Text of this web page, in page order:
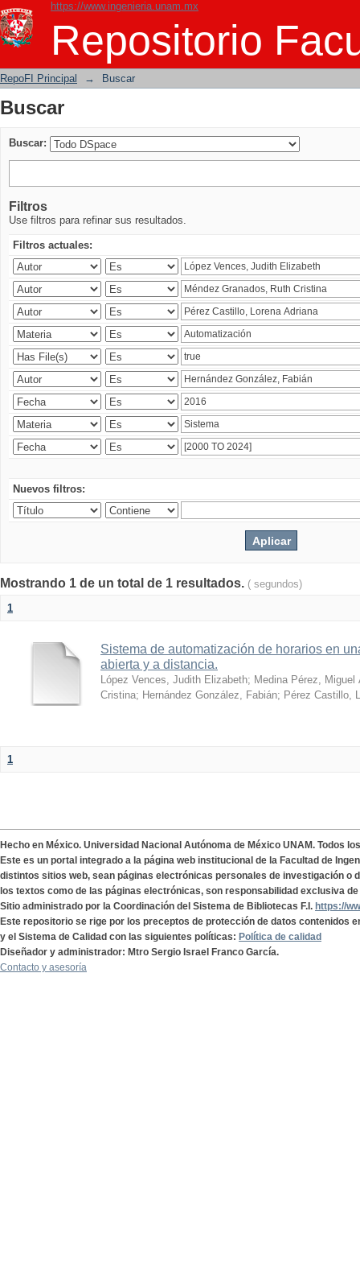
https://www.ingenieria.unam.mx
Repositorio
Buscar
RepoFI Principal → Buscar
Buscar
Buscar:
Filtros
Use filtros para refinar sus resultados.
Filtros actuales:
Nuevos filtros:
Mostrando 1 de un total de 1 resultados. ( segundos)
1
Sistema de automatización de horarios en
abierta y a distancia.
López Vences, Judith Elizabeth; Medina Pérez, Miguel
Cristina; Hernández González, Fabián; Pérez Castillo,
1
Hecho en México. Universidad Nacional Autónoma de México UNAM. Todos
Este es un portal integrado a la página web institucional de la Facultad de
distintos sitios web, sean páginas electrónicas personales de investigación o
los textos como de las páginas electrónicas, son responsabilidad exclusiva
Sitio administrado por la Coordinación del Sistema de Bibliotecas F.I. https://
Este repositorio se rige por los preceptos de protección de datos contenidos
y el Sistema de Calidad con las siguientes políticas: Política de calidad
Diseñador y administrador: Mtro Sergio Israel Franco García.
Contacto y asesoría